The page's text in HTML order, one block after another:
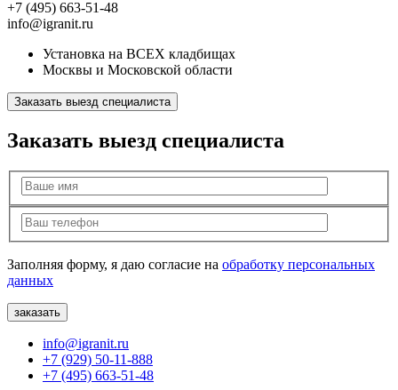
+7 (495) 663-51-48
info@igranit.ru
Установка на ВСЕХ кладбищах
Москвы и Московской области
Заказать выезд специалиста
Заказать выезд специалиста
Заполняя форму, я даю согласие на обработку персональных
данных
info@igranit.ru
+7 (929) 50-11-888
+7 (495) 663-51-48